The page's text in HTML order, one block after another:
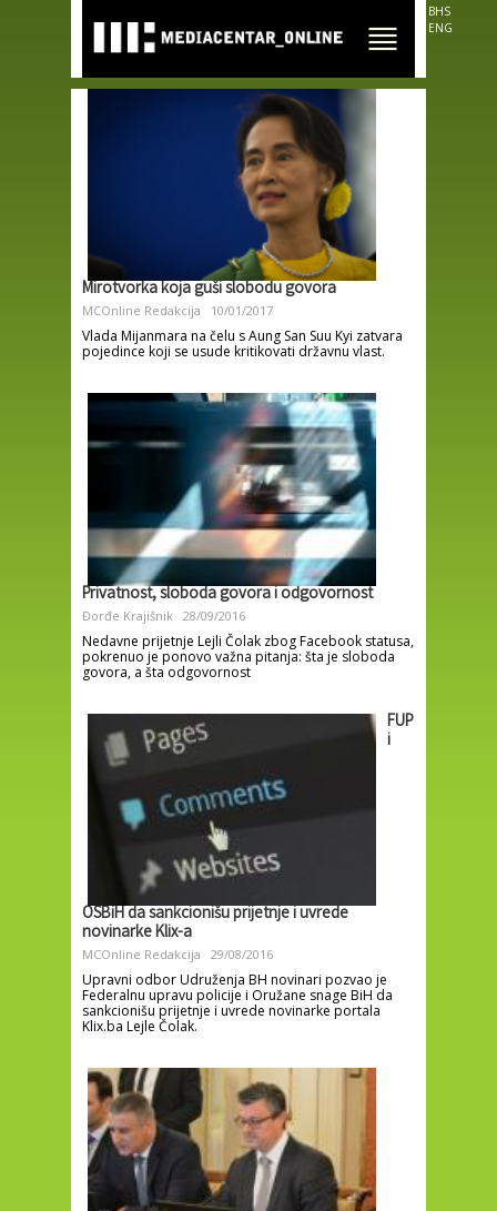
main
content
BHS
ENG
Mirotvorka koja guši slobodu govora
MCOnline Redakcija 10/01/2017
Vlada Mijanmara na čelu s Aung San Suu Kyi zatvara
pojedince koji se usude kritikovati državnu vlast.
Privatnost, sloboda govora i odgovornost
Đorđe Krajišnik 28/09/2016
Nedavne prijetnje Lejli Čolak zbog Facebook statusa,
pokrenuo je ponovo važna pitanja: šta je sloboda
govora, a šta odgovornost
FUP
i
OSBiH da sankcionišu prijetnje i uvrede
novinarke Klix-a
MCOnline Redakcija 29/08/2016
Upravni odbor Udruženja BH novinari pozvao je
Federalnu upravu policije i Oružane snage BiH da
sankcionišu prijetnje i uvrede novinarke portala
Klix.ba Lejle Čolak.